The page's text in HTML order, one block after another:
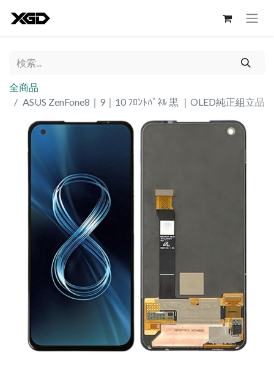
全商品
ASUS ZenFone8｜9｜10 ﾌﾛﾝﾄﾊﾟﾈﾙ 黒 ｜OLED純正組立品